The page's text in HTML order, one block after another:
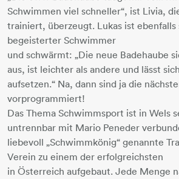
Schwimmen viel schneller“, ist Livia,
trainiert, überzeugt. Lukas ist ebenfalls
begeisterter Schwimmer
und schwärmt: „Die neue Badehaube
aus, ist leichter als andere und lässt
aufsetzen.“ Na, dann sind ja die
vorprogrammiert!
Das Thema Schwimmsport ist in Wels
untrennbar mit Mario Peneder
liebevoll „Schwimmkönig“ genannte
Verein zu einem der erfolgreichsten
in Österreich aufgebaut. Jede Menge